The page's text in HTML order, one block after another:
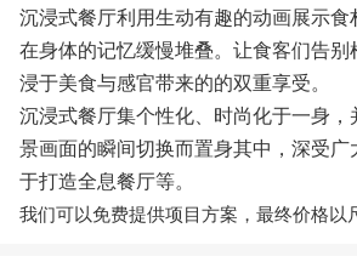
沉浸式餐厅利用生动有趣的动画展示食
在身体的记忆缓慢堆叠。让食客们告别
浸于美食与感官带来的的双重享受。
沉浸式餐厅集个性化、时尚化于一身，
景画面的瞬间切换而置身其中，深受广
于打造全息餐厅等。
我们可以免费提供项目方案，最终价格以